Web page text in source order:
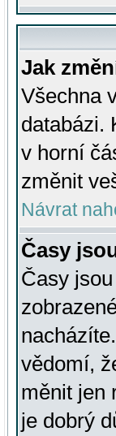
Jak
Všechna
databázi.
v horní
změnit
Návrat
Časy
Časy
vědomí,
měnit jen
je dobrý